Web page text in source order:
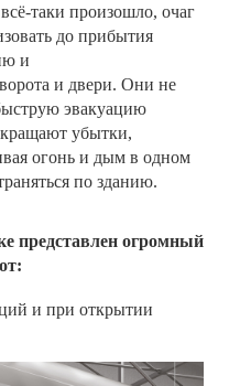
в лифт
шторы
ворота
таки произошло, очаг
до прибытия
и
и двери. Они не
эвакуацию
убытки,
огонь и дым в одном
по зданию.
представлен огромный
и при открытии